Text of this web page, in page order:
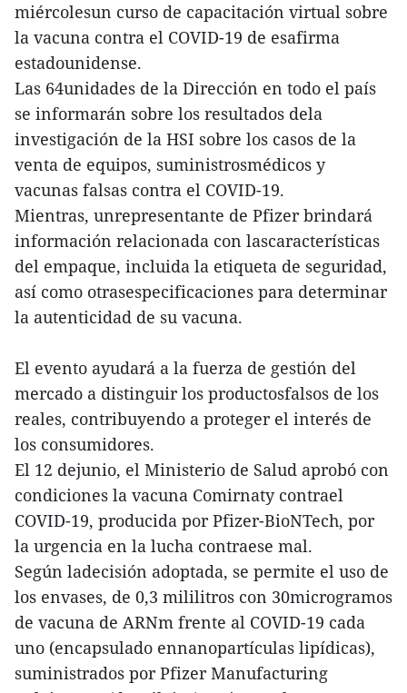
miércolesun curso de capacitación virtual sobre
la vacuna contra el COVID-19 de esafirma
estadounidense.
Las 64unidades de la Dirección en todo el país
se informarán sobre los resultados dela
investigación de la HSI sobre los casos de la
venta de equipos, suministrosmédicos y
vacunas falsas contra el COVID-19.
Mientras, unrepresentante de Pfizer brindará
información relacionada con lascaracterísticas
del empaque, incluida la etiqueta de seguridad,
así como otrasespecificaciones para determinar
la autenticidad de su vacuna.
El evento ayudará a la fuerza de gestión del
mercado a distinguir los productosfalsos de los
reales, contribuyendo a proteger el interés de
los consumidores.
El 12 dejunio, el Ministerio de Salud aprobó con
condiciones la vacuna Comirnaty contrael
COVID-19, producida por Pfizer-BioNTech, por
la urgencia en la lucha contraese mal.
Según ladecisión adoptada, se permite el uso de
los envases, de 0,3 mililitros con 30microgramos
de vacuna de ARNm frente al COVID-19 cada
uno (encapsulado ennanopartículas lipídicas),
suministrados por Pfizer Manufacturing